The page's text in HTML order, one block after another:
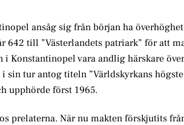
ansåg sig från början ha
642 till ”Västerlandets patriark” för att
Konstantinopel vara andlig härskare
sin tur antog titeln ”Världskyrkans
upphörde först 1965.
prelaterna. När nu makten förskjutits